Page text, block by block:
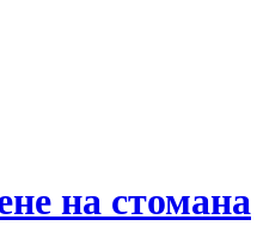
на стомана